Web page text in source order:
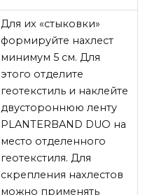
Для их «стыковки»
формируйте нахлест
минимум 5 см. Для
этого отделите
геотекстиль и наклейте
двустороннюю ленту
PLANTERBAND DUO на
место отделенного
геотекстиля. Для
скрепления нахлестов
можно применять